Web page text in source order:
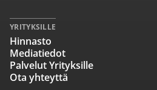
YRITYKSILLE
Hinnasto
Mediatiedot
Palvelut Yrityksille
Ota yhteyttä